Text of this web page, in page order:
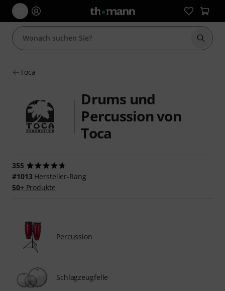
Suche
Toca
Drums und
Percussion von
Toca
355
#1013Hersteller-Rang
50+Produkte
Percussion
Schlagzeugfelle